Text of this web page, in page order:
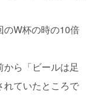
のW杯の時の10倍
ら「ビールは足
れていたところで